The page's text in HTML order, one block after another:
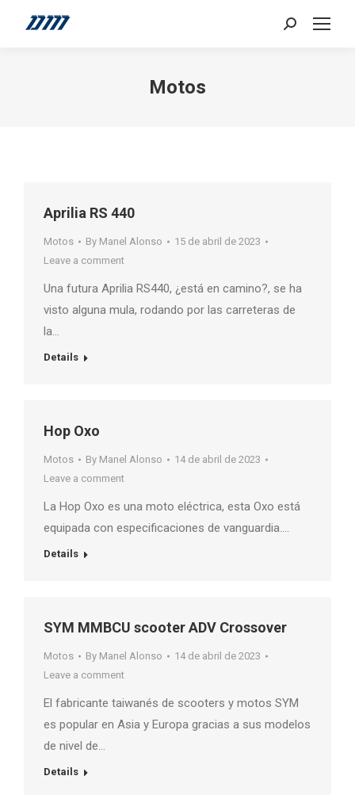
Search:
Motos
Aprilia RS 440
Motos By Manel Alonso
15 de abril de 2023
Leave a comment
Una futura Aprilia RS440, ¿está en camino?, se ha
visto alguna mula, rodando por las carreteras de
la…
Details
Hop Oxo
Motos By Manel Alonso
14 de abril de 2023
Leave a comment
La Hop Oxo es una moto eléctrica, esta Oxo está
equipada con especificaciones de vanguardia….
Details
SYM MMBCU scooter ADV Crossover
Motos By Manel Alonso
14 de abril de 2023
Leave a comment
El fabricante taiwanés de scooters y motos SYM
es popular en Asia y Europa gracias a sus modelos
de nivel de…
Details